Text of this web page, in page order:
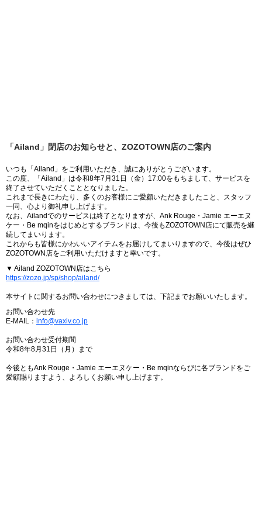
「Ailand」閉店のお知らせと、ZOZOTOWN店のご案内
いつも「Ailand」をご利用いただき、誠にありがとうございます。
この度、「Ailand」は令和8年7月31日（金）17:00をもちまして、サービスを
終了させていただくこととなりました。
これまで長きにわたり、多くのお客様にご愛顧いただきましたこと、スタッフ
一同、心より御礼申し上げます。
なお、Ailandでのサービスは終了となりますが、Ank Rouge・Jamie エーエヌ
ケー・Be mqinをはじめとするブランドは、今後もZOZOTOWN店にて販売を継
続してまいります。
これからも皆様にかわいいアイテムをお届けしてまいりますので、今後はぜひ
ZOZOTOWN店をご利用いただけますと幸いです。
▼ Ailand ZOZOTOWN店はこちら
https://zozo.jp/sp/shop/ailand/
本サイトに関するお問い合わせにつきましては、下記までお願いいたします。
お問い合わせ先
E-MAIL： info@vaxiv.co.jp
お問い合わせ受付期間
令和8年8月31日（月）まで
今後ともAnk Rouge・Jamie エーエヌケー・Be mqinならびに各ブランドをご
愛顧賜りますよう、よろしくお願い申し上げます。